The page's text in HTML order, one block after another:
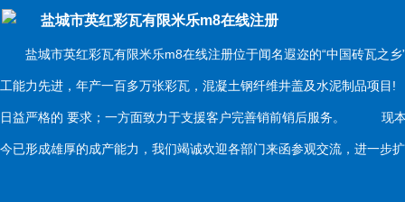
盐城市英红彩瓦有限米乐m8在线注册
盐城市英红彩瓦有限米乐m8在线注册位于闻名遐迩的“中国砖瓦之乡
工能力先进，年产一百多万张彩瓦，混凝土钢纤维井盖及水泥制品项
日益严格的 要求；一方面致力于支援客户完善销前销后服务。 现本
今已形成雄厚的成产能力，我们竭诚欢迎各部门来函参观交流，进一